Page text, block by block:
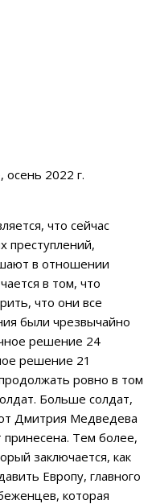
осень 2022 г.
что сейчас
преступлений,
в отношении
в том, что
что они все
были чрезвычайно
решение 24
решение 21
ровно в том
Больше солдат,
Дмитрия Медведева
Тем более,
заключается, как
Европу, главного
которая